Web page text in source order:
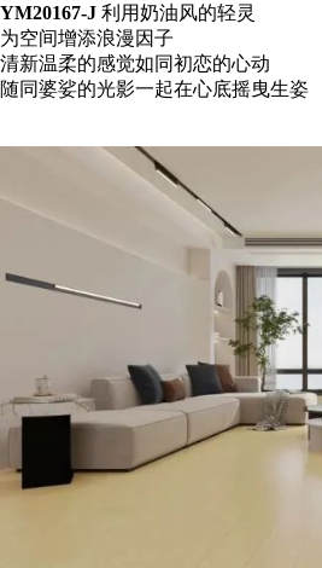
YM20167-J 利用奶油风的轻灵
为空间增添浪漫因子
清新温柔的感觉如同初恋的心动
随同婆娑的光影一起在心底摇曳生姿